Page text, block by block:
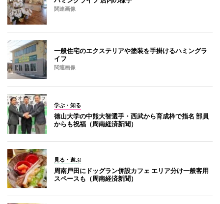
関連画像
一般住宅のエクステリアや塗装を手掛けるハミングラ
イフ
関連画像
学ぶ・知る
徳山大学の中熊大智選手・西武から育成枠で指名 部員
からも祝福（周南経済新聞）
見る・遊ぶ
周南戸田にドッグラン併設カフェ エリア分け一般客用
スペースも（周南経済新聞）